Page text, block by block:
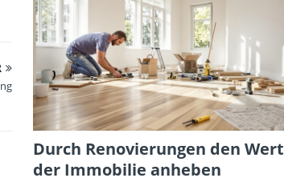
Durch Renovierungen den Wert
der Immobilie anheben